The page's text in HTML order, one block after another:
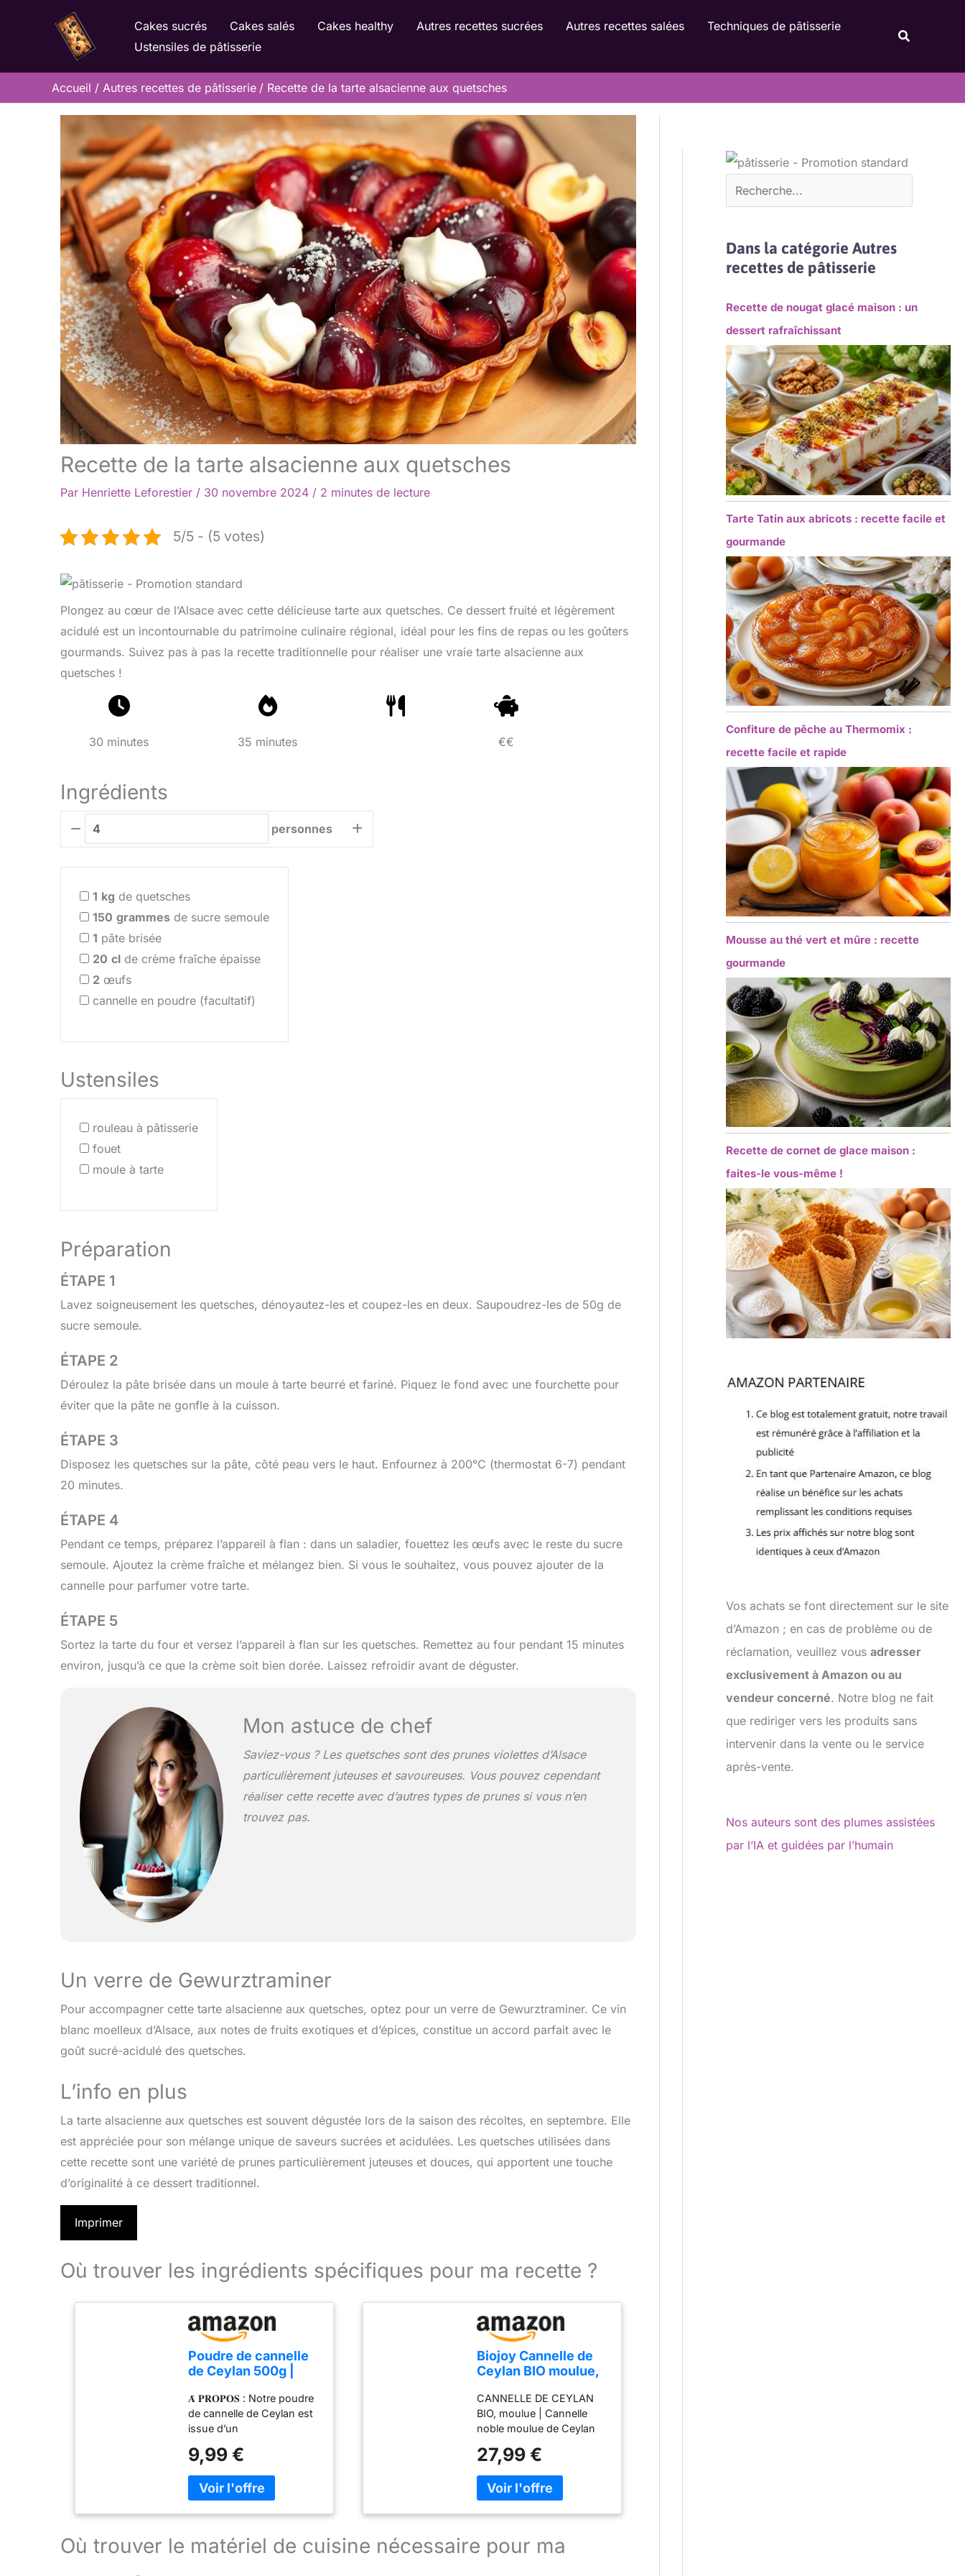
Cakes sucrés Cakes salés Cakes healthy Autres recettes sucrées Autres recettes salées
Techniques de pâtisserie
Ustensiles de pâtisserie
Accueil Autres recettes de pâtisserie Recette de la tarte alsacienne aux quetsches
Recette de la tarte alsacienne aux quetsches
Par Henriette Leforestier / 30 novembre 2024 / 2 minutes de lecture
5/5 - (5 votes)
Plongez au cœur de l’Alsace avec cette délicieuse tarte aux quetsches. Ce dessert fruité et légèrement
acidulé est un incontournable du patrimoine culinaire régional, idéal pour les fins de repas ou les goûters
gourmands. Suivez pas à pas la recette traditionnelle pour réaliser une vraie tarte alsacienne aux
quetsches !
30 minutes 35 minutes €€
Ingrédients
personnes
1 kg de quetsches
150 grammes de sucre semoule
1 pâte brisée
20 cl de crème fraîche épaisse
2 œufs
cannelle en poudre (facultatif)
Ustensiles
rouleau à pâtisserie
fouet
moule à tarte
Préparation
ÉTAPE 1
Lavez soigneusement les quetsches, dénoyautez-les et coupez-les en deux. Saupoudrez-les de 50g de
sucre semoule.
ÉTAPE 2
Déroulez la pâte brisée dans un moule à tarte beurré et fariné. Piquez le fond avec une fourchette pour
éviter que la pâte ne gonfle à la cuisson.
ÉTAPE 3
Disposez les quetsches sur la pâte, côté peau vers le haut. Enfournez à 200°C (thermostat 6-7) pendant
20 minutes.
ÉTAPE 4
Pendant ce temps, préparez l’appareil à flan : dans un saladier, fouettez les œufs avec le reste du sucre
semoule. Ajoutez la crème fraîche et mélangez bien. Si vous le souhaitez, vous pouvez ajouter de la
cannelle pour parfumer votre tarte.
ÉTAPE 5
Sortez la tarte du four et versez l’appareil à flan sur les quetsches. Remettez au four pendant 15 minutes
environ, jusqu’à ce que la crème soit bien dorée. Laissez refroidir avant de déguster.
Mon astuce de chef
Saviez-vous ? Les quetsches sont des prunes violettes d’Alsace
particulièrement juteuses et savoureuses. Vous pouvez cependant
réaliser cette recette avec d’autres types de prunes si vous n’en
trouvez pas.
Un verre de Gewurztraminer
Pour accompagner cette tarte alsacienne aux quetsches, optez pour un verre de Gewurztraminer. Ce vin
blanc moelleux d’Alsace, aux notes de fruits exotiques et d’épices, constitue un accord parfait avec le
goût sucré-acidulé des quetsches.
L’info en plus
La tarte alsacienne aux quetsches est souvent dégustée lors de la saison des récoltes, en septembre. Elle
est appréciée pour son mélange unique de saveurs sucrées et acidulées. Les quetsches utilisées dans
cette recette sont une variété de prunes particulièrement juteuses et douces, qui apportent une touche
d’originalité à ce dessert traditionnel.
Imprimer
Où trouver les ingrédients spécifiques pour ma recette ?
Poudre de cannelle
de Ceylan 500g |
100% authentique |
Cannelle moulue |
Poudre de dalchini |
Qualité supérieure |
Naturel | Sans OGM |
Végétalien | Sans
additifs | Sans
𝐀̀ 𝐏𝐑𝐎𝐏𝐎𝐒 : Notre poudre
de cannelle de Ceylan est
issue d’un
éthique au Sri Lanka,
garantissant son
authenticité et sa saveur
supérieure. Notre poudre
de cannelle de Ceylan est
afin de conserver son
9,99 €
Biojoy Cannelle de
Ceylan BIO moulue,
Lanka, 1 kg
CANNELLE DE CEYLAN
BIO, moulue | Cannelle
noble moulue de Ceylan
transformée sous sa
forme naturelle et
conditionnée dans des
sachets imperméables à l
´air et à la lumière pour
caractéristiques.
27,99 €
Où trouver le matériel de cuisine nécessaire pour ma
Dans la catégorie Autres
recettes de pâtisserie
Recette de nougat glacé maison : un
dessert rafraîchissant
Tarte Tatin aux abricots : recette facile et
gourmande
Confiture de pêche au Thermomix :
recette facile et rapide
Mousse au thé vert et mûre : recette
gourmande
Recette de cornet de glace maison :
faites-le vous-même !
Vos achats se font directement sur le site
d’Amazon ; en cas de problème ou de
réclamation, veuillez vousadresser
exclusivement à Amazon ou au
vendeur concerné. Notre blog ne fait
que rediriger vers les produits sans
intervenir dans la vente ou le service
après-vente.
Nos auteurs sont des plumes assistées
par l’IA et guidées par l’humain